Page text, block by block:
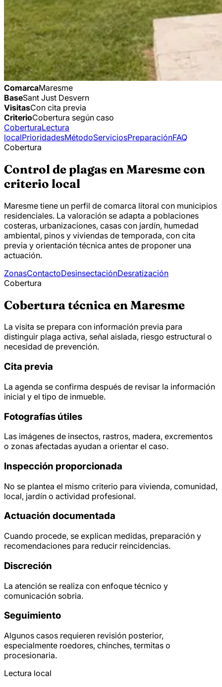
ComarcaMaresme
BaseSant Just Desvern
VisitasCon cita previa
CriterioCobertura según caso
CoberturaLectura
localPrioridadesMétodoServiciosPreparaciónFAQ
Cobertura
Control de plagas en Maresme con
criterio local
Maresme tiene un perfil de comarca litoral con municipios
residenciales. La valoración se adapta a poblaciones
costeras, urbanizaciones, casas con jardín, humedad
ambiental, pinos y viviendas de temporada, con cita
previa y orientación técnica antes de proponer una
actuación.
ZonasContactoDesinsectaciónDesratización
Cobertura
Cobertura técnica en Maresme
La visita se prepara con información previa para
distinguir plaga activa, señal aislada, riesgo estructural o
necesidad de prevención.
Cita previa
La agenda se confirma después de revisar la información
inicial y el tipo de inmueble.
Fotografías útiles
Las imágenes de insectos, rastros, madera, excrementos
o zonas afectadas ayudan a orientar el caso.
Inspección proporcionada
No se plantea el mismo criterio para vivienda, comunidad,
local, jardín o actividad profesional.
Actuación documentada
Cuando procede, se explican medidas, preparación y
recomendaciones para reducir reincidencias.
Discreción
La atención se realiza con enfoque técnico y
comunicación sobria.
Seguimiento
Algunos casos requieren revisión posterior,
especialmente roedores, chinches, termitas o
procesionaria.
Lectura local